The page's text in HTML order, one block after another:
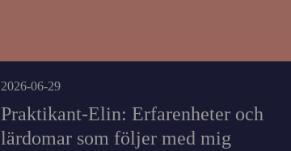
2026-06-29
Praktikant-Elin: Erfarenheter och
lärdomar som följer med mig